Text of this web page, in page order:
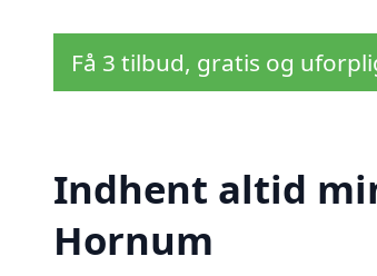
Få 3 tilbud, gratis og
Indhent altid
Hornum